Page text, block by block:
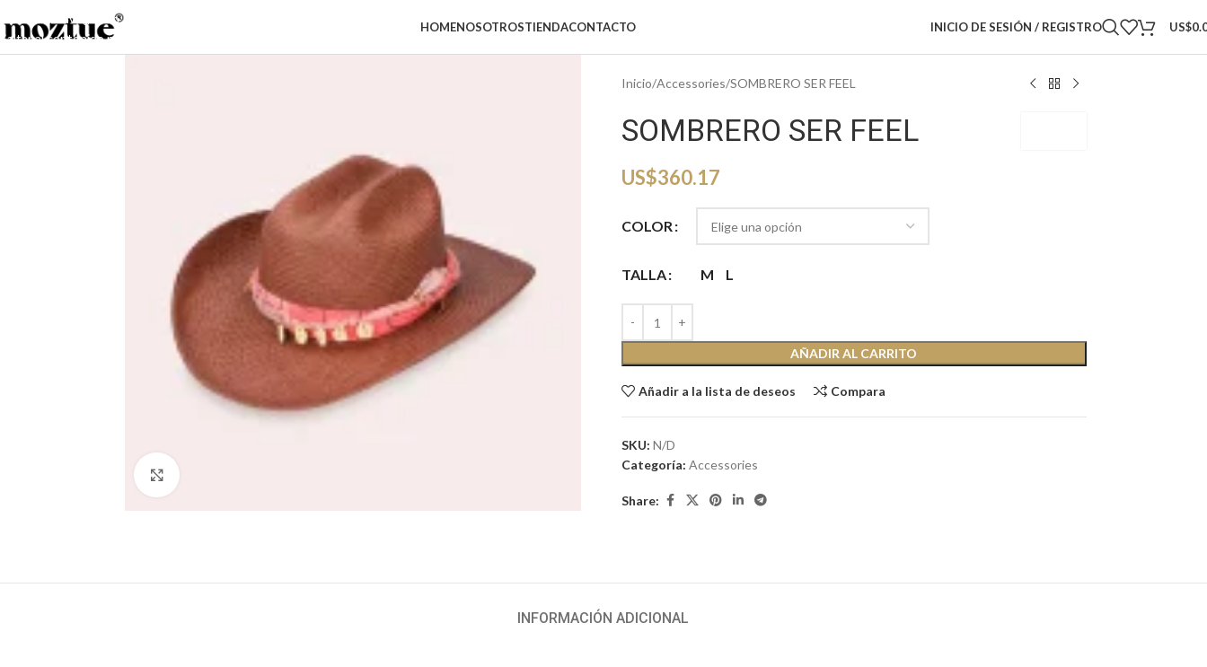
Saltar a la navegación
Saltar al contenido principal
HOMENOSOTROSTIENDACONTACTO INICIO DE SESIÓN / REGISTRO US$
Inicio Accessories SOMBRERO SER FEEL
SOMBRERO SER FEEL
US$360.17
COLOR
TALLA M L
AÑADIR AL CARRITO
Añadir a la lista de deseos Compara
SKU: N/D
Categoría: Accessories
Share:
INFORMACIÓN ADICIONAL